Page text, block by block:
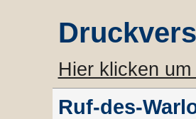
Hier klicken
Ruf-des-